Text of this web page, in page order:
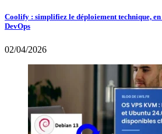
Coolify : simplifiez le déploiement technique,
DevOps
02/04/2026